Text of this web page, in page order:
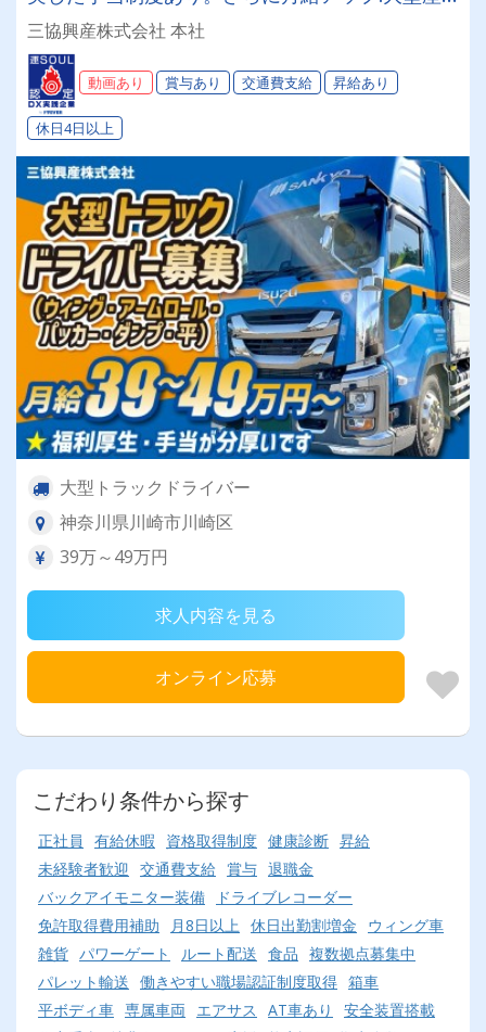
廃ドライバー│独自の制度が面白い!!特別手当・
大入り手当etc.社員とその家族を「幸せ」にしま
す！！キレイなオフィスも自慢！
三協興産株式会社 本社
動画あり 賞与あり 交通費支給 昇給あり
休日4日以上
大型トラックドライバー
神奈川県川崎市川崎区
39万～49万円
求人内容を見る
オンライン応募
こだわり条件から探す
正社員 有給休暇 資格取得制度 健康診断 昇給
未経験者歓迎 交通費支給 賞与 退職金
バックアイモニター装備
ドライブレコーダー
免許取得費用補助
月8日以上 休日出勤割増金
ウィング車
雑貨 パワーゲート ルート配送 食品 複数拠点募集中
パレット輸送 働きやすい職場認証制度取得 箱車
平ボディ車 専属車両 エアサス AT車あり
安全装置搭載